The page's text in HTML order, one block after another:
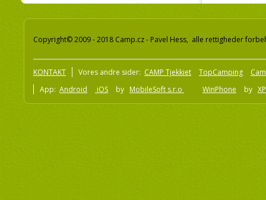
Copyright© 2009 - 2018 Camp.cz - Pavel Hess, alle rettigheder
KONTAKT Vores andre sider: CAMP Tjekkiet TopCamping
App: Android iOS by MobileSoft s.r.o WinPhone by